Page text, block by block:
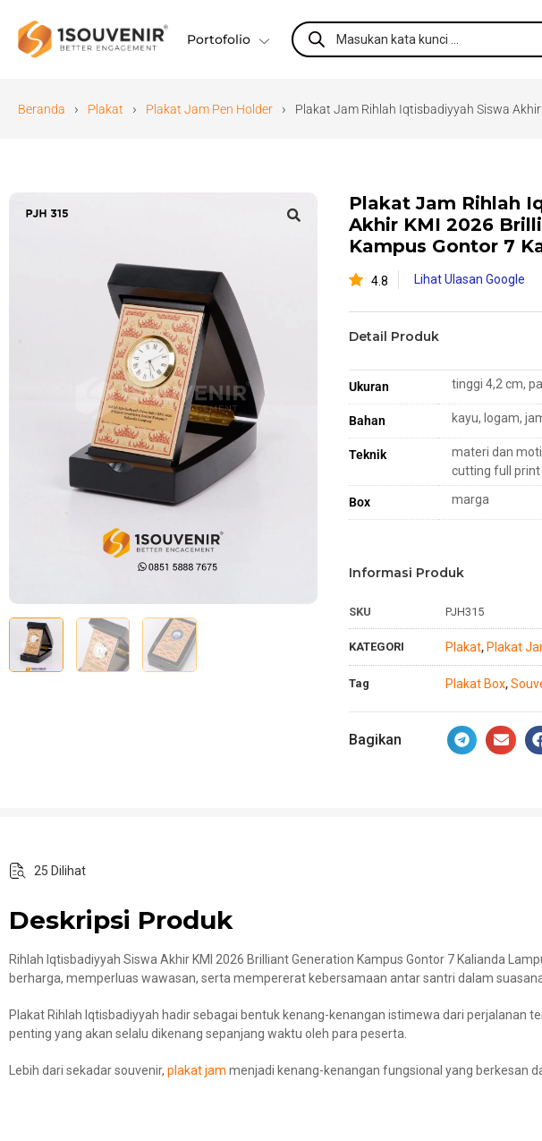
Portofolio
Beranda › Plakat › Plakat Jam Pen Holder › Plakat Jam Rihlah Iqtisbadiyyah Siswa
Plakat Jam Rihlah
Akhir KMI 2026
Kampus Gontor 7
4.8 Lihat Ulasan Google
Detail Produk
Ukuran tinggi 4,2 cm,
Bahan kayu, logam,
Teknik
materi dan
cutting full print
Box marga
Informasi Produk
SKU PJH315
KATEGORI Plakat, Plakat
Tag Plakat Box,
Bagikan
25 Dilihat
Deskripsi Produk
Rihlah Iqtisbadiyyah Siswa Akhir KMI 2026 Brilliant Generation Kampus Gontor 7 Kalianda
berharga, memperluas wawasan, serta mempererat kebersamaan antar santri dalam
Plakat Rihlah Iqtisbadiyyah hadir sebagai bentuk kenang-kenangan istimewa dari perjalanan
penting yang akan selalu dikenang sepanjang waktu oleh para peserta.
Lebih dari sekadar souvenir, plakat jam menjadi kenang-kenangan fungsional yang berkesan